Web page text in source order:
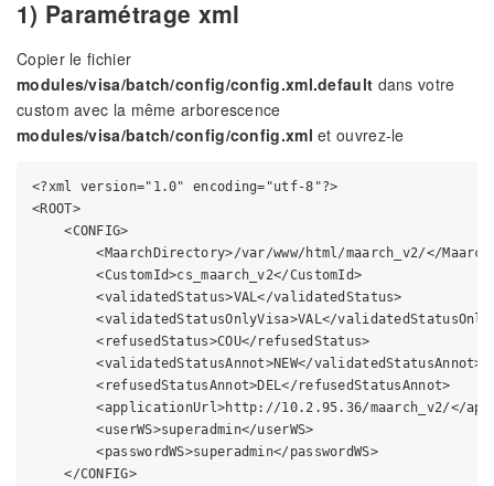
1) Paramétrage xml
Copier le fichier
modules/visa/batch/config/config.xml.default dans votre
custom avec la même arborescence
modules/visa/batch/config/config.xml et ouvrez-le
<?xml version="1.0" encoding="utf-8"?>
<ROOT>
    <CONFIG>
<MaarchDirectory>/var/www/html/maarch_v2/</
        <CustomId>cs_maarch_v2</CustomId>
        <validatedStatus>VAL</validatedStatus>
<validatedStatusOnlyVisa>VAL</
        <refusedStatus>COU</refusedStatus>
        <validatedStatusAnnot>NEW</validatedStatusAnnot>
        <refusedStatusAnnot>DEL</refusedStatusAnnot>
<applicationUrl>http://10.2.95.36/maarch_v2/</
        <userWS>superadmin</userWS>
        <passwordWS>superadmin</passwordWS>
    </CONFIG>